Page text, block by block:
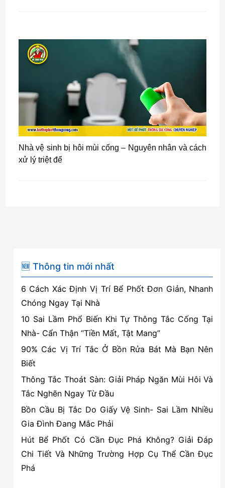
Nhà vệ sinh bị hôi mùi cống – Nguyên nhân và cách
xử lý triệt để
🆕 Thông tin mới nhất
6 Cách Xác Định Vị Trí Bể Phốt Đơn Giản, Nhanh
Chóng Ngay Tại Nhà
10 Sai Lầm Phổ Biến Khi Tự Thông Tắc Cống Tại
Nhà- Cẩn Thận “Tiền Mất, Tật Mang”
90% Các Vị Trí Tắc Ở Bồn Rửa Bát Mà Bạn Nên
Biết
Thông Tắc Thoát Sàn: Giải Pháp Ngăn Mùi Hôi Và
Tắc Nghẽn Ngay Từ Đầu
Bồn Cầu Bị Tắc Do Giấy Vệ Sinh- Sai Lầm Nhiều
Gia Đình Đang Mắc Phải
Hút Bể Phốt Có Cần Đục Phá Không? Giải Đáp
Chi Tiết Và Những Trường Hợp Cụ Thể Cần Đục
Phá